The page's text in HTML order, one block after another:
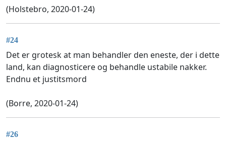
(Holstebro, 2020-01-24)
#24
Det er grotesk at man behandler den eneste, der i dette
land, kan diagnosticere og behandle ustabile nakker.
Endnu et justitsmord
(Borre, 2020-01-24)
#26